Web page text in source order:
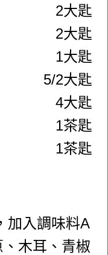
2大匙
2大匙
1大匙
5/2大匙
4大匙
1茶匙
1茶匙
加入調味料A
木耳、青椒